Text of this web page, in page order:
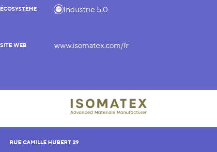
ÉCOSYSTÈME Industrie 5.0
SITE WEB www.isomatex.com/fr
RUE CAMILLE HUBERT 29